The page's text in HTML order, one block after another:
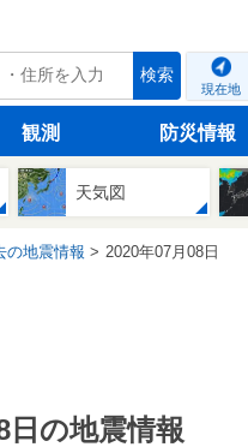
検索
現在地
観測 防災情報
天気図
の地震情報 2020年07月08日
日の地震情報